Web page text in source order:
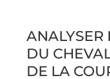
ANALYSER
DU
DE LA